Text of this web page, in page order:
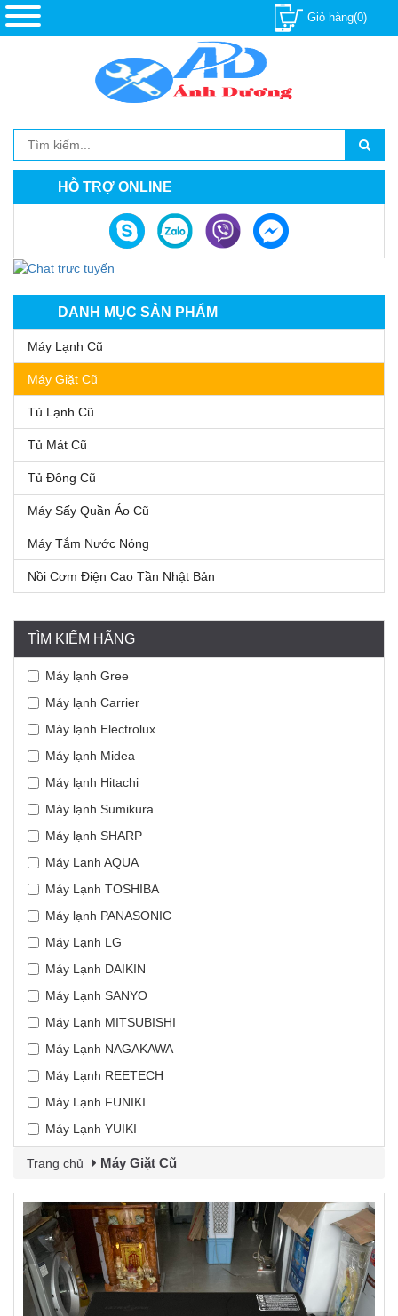
Giỏ hàng(0)
HỖ TRỢ ONLINE
DANH MỤC SẢN PHẨM
Máy Lạnh Cũ
Máy Giặt Cũ
Tủ Lạnh Cũ
Tủ Mát Cũ
Tủ Đông Cũ
Máy Sấy Quần Áo Cũ
Máy Tắm Nước Nóng
Nồi Cơm Điện Cao Tần Nhật Bản
TÌM KIẾM HÃNG
Máy lạnh Gree
Máy lạnh Carrier
Máy lạnh Electrolux
Máy lạnh Midea
Máy lạnh Hitachi
Máy lạnh Sumikura
Máy lạnh SHARP
Máy Lạnh AQUA
Máy Lạnh TOSHIBA
Máy lạnh PANASONIC
Máy Lạnh LG
Máy Lạnh DAIKIN
Máy Lạnh SANYO
Máy Lạnh MITSUBISHI
Máy Lạnh NAGAKAWA
Máy Lạnh REETECH
Máy Lạnh FUNIKI
Máy Lạnh YUIKI
Trang chủ Máy Giặt Cũ